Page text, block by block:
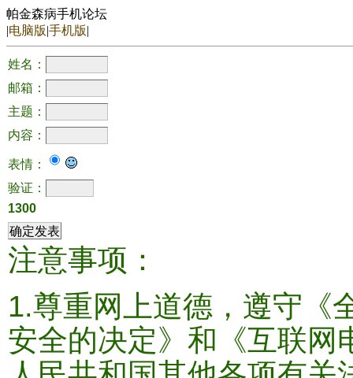
帕金森病手机论坛
|电脑版|手机版|
姓名：
邮箱：
主题：
内容：
表情：
验证：
1300
注意事项：
1.尊重网上道德，遵守《
安全的决定》和《互联网